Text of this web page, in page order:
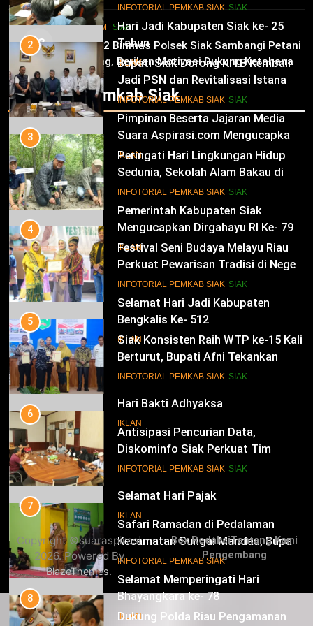
11
Hari Jadi Kabupaten Siak ke- 25
Tahun
IKLAN
12
Pimpinan Beserta Jajaran Media
Suara Aspirasi.com Mengucapkan
Selamat HUT RI Ke-79
IKLAN
13
Pemerintah Kabupaten Siak
Mengucapkan Dirgahayu RI Ke- 79
IKLAN
14
Selamat Hari Jadi Kabupaten
Bengkalis Ke- 512
IKLAN
15
Hari Bakti Adhyaksa
IKLAN
16
Selamat Hari Pajak
IKLAN
17
Selamat Memperingati Hari
Bhayangkara ke- 78
IKLAN
Tinjau Tanaman Jagung Waga
03
HUKRIM SIAK
Panit 2 Binmas Polsek Siak Sambangi Petani
Jagung, Berikan Motivasi Dukung Ketahanan
Pangan Nasional
Infotorial Pemkab Siak
dan Kesejahteraan Warga
INFOTORIAL PEMKAB SIAK SIAK
2
Bupati Siak Dorong KITB Kembali
Jadi PSN dan Revitalisasi Istana
Kesultanan Siak
INFOTORIAL PEMKAB SIAK SIAK
3
Peringati Hari Lingkungan Hidup
Sedunia, Sekolah Alam Bakau di
Siak Cetak Generasi Penjaga
Pesisir
INFOTORIAL PEMKAB SIAK SIAK
4
Festival Seni Budaya Melayu Riau
Perkuat Pewarisan Tradisi di Negeri
Istana
INFOTORIAL PEMKAB SIAK SIAK
5
Siak Konsisten Raih WTP ke-15 Kali
Berturut, Bupati Afni Tekankan
Penguatan Tata Kelola Keuangan
INFOTORIAL PEMKAB SIAK SIAK
6
Antisipasi Pencurian Data,
Diskominfo Siak Perkuat Tim
Tanggap Insiden Siber Mendukung
INFOTORIAL PEMKAB SIAK SIAK
7
Safari Ramadan di Pedalaman
Kecamatan Sungai Mandau, Bupati
Siak Jemput Aspirasi Warga
INFOTORIAL PEMKAB SIAK
8
Dukung Polda Riau Pengamanan
Copyright ©suaraspirasi
2026. Powered By
BlazeThemes.
Box RedaksiTentang Kami
Pengembang